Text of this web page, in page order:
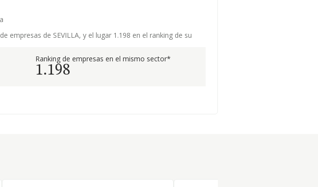
empresas de SEVILLA, y el lugar 1.198 en el ranking de su
Ranking de empresas en el mismo sector*
1.198